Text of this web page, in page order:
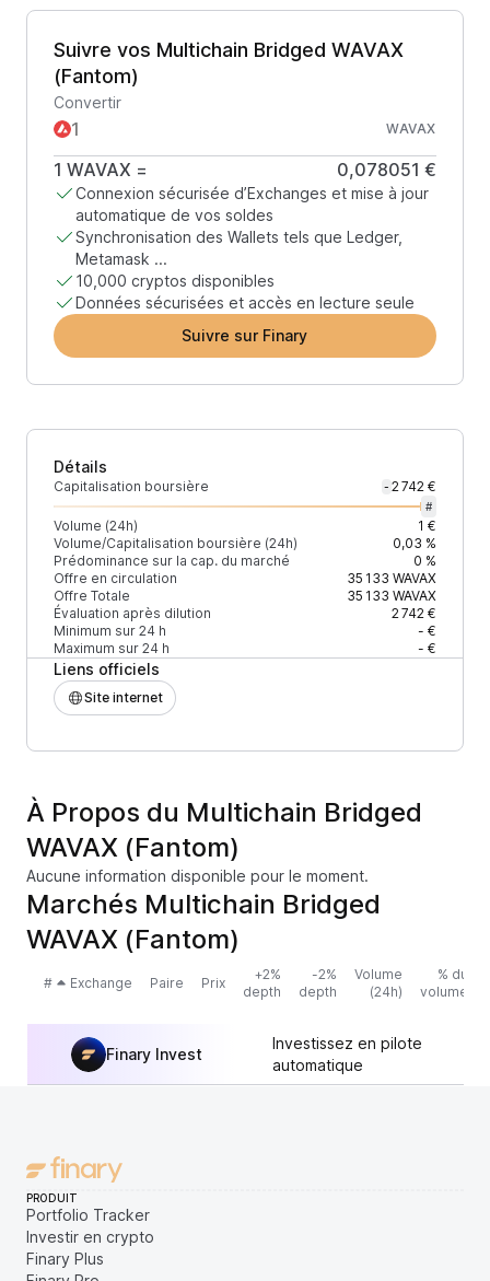
Suivre vos Multichain Bridged WAVAX
(Fantom)
Convertir
WAVAX
1 WAVAX = 0,078051 €
Connexion sécurisée d’Exchanges et mise à jour
automatique de vos soldes
Synchronisation des Wallets tels que Ledger,
Metamask ...
10,000 cryptos disponibles
Données sécurisées et accès en lecture seule
Suivre sur Finary
Détails
Capitalisation boursière - 2 742 €
#
Volume (24h)
1 €
Volume/Capitalisation boursière (24h)
0,03 %
Prédominance sur la cap. du marché
0 %
Offre en circulation
35 133 WAVAX
Offre Totale
35 133 WAVAX
Évaluation après dilution
2 742 €
Minimum sur 24 h
- €
Maximum sur 24 h
- €
Liens officiels
Site internet
À Propos du Multichain Bridged
WAVAX (Fantom)
Aucune information disponible pour le moment.
Marchés Multichain Bridged
WAVAX (Fantom)
# Exchange Paire Prix
+2%
depth
-2%
depth
Volume
(24h)
% du
volume
Finary Invest
Investissez en pilote
automatique
PRODUIT
Portfolio Tracker
Investir en crypto
Finary Plus